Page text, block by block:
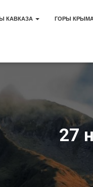
КАВКАЗА ГОРЫ
27